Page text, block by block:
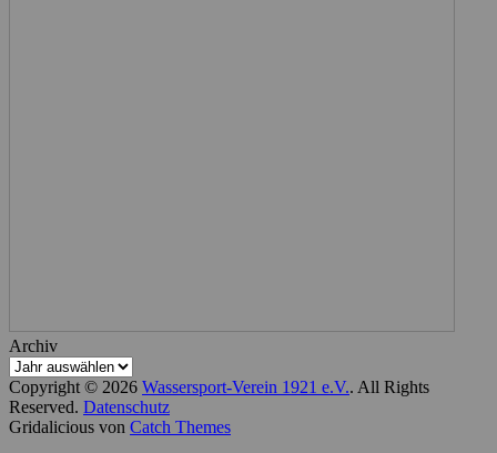
Archiv
Copyright © 2026 Wassersport-Verein 1921 e.V.. All Rights
Reserved. Datenschutz
Gridalicious von Catch Themes